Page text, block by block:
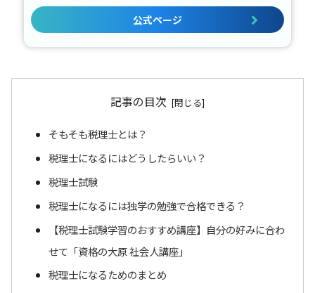
公式ページ
記事の目次
そもそも税理士とは？
税理士になるにはどうしたらいい？
税理士試験
税理士になるには独学の勉強で合格できる？
【税理士試験学習のおすすめ講座】自分の好みに合わ
せて「資格の大原 社会人講座」
税理士になるためのまとめ